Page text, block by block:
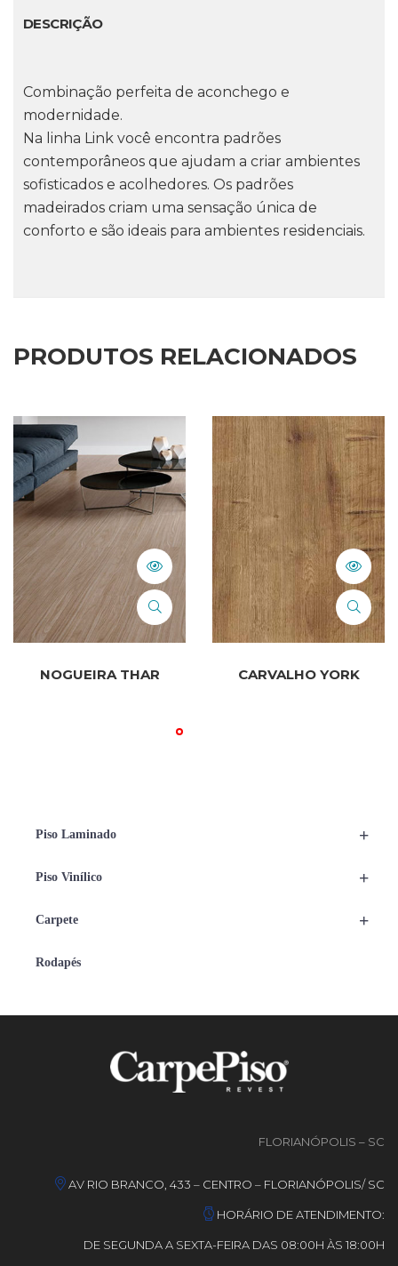
DESCRIÇÃO
Combinação perfeita de aconchego e
modernidade.
Na linha Link você encontra padrões
contemporâneos que ajudam a criar ambientes
sofisticados e acolhedores. Os padrões
madeirados criam uma sensação única de
conforto e são ideais para ambientes residenciais.
PRODUTOS RELACIONADOS
NOGUEIRA THAR CARVALHO YORK
+
Piso Laminado
+
Piso Vinílico
+
Carpete
Rodapés
FLORIANÓPOLIS – SC
AV RIO BRANCO, 433 – CENTRO – FLORIANÓPOLIS/ SC
HORÁRIO DE ATENDIMENTO:
DE SEGUNDA A SEXTA-FEIRA DAS 08:00H ÀS 18:00H